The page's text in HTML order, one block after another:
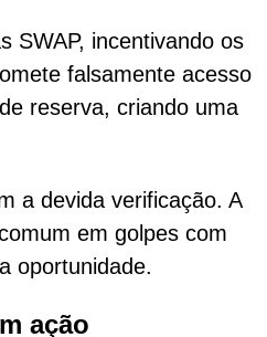
SWAP, incentivando os
falsamente acesso
reserva, criando uma
a devida verificação. A
em golpes com
oportunidade.
ação